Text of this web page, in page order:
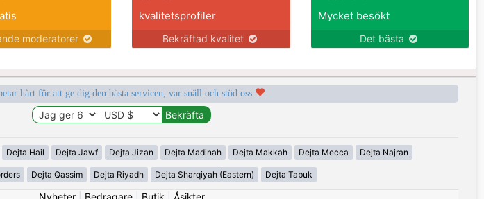
moderatorer
kvalitetsprofiler
Bekräftad kvalitet
Mycket besökt
Det bästa
hårt för att ge dig den bästa servicen, var snäll och stöd oss
Dejta Hail Dejta Jawf Dejta Jizan Dejta Madinah Dejta Makkah Dejta Mecca Dejta Najran
Dejta Qassim Dejta Riyadh Dejta Sharqiyah (Eastern) Dejta Tabuk
Nyheter| Bedragare| Butik Åsikter